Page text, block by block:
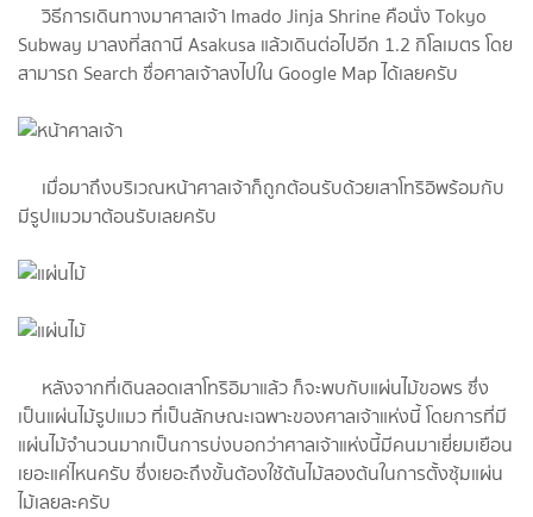
วิธีการเดินทางมาศาลเจ้า Imado Jinja Shrine คือนั่ง Tokyo
Subway มาลงที่สถานี Asakusa แล้วเดินต่อไปอีก 1.2 กิโลเมตร โดย
สามารถ Search ชื่อศาลเจ้าลงไปใน Google Map ได้เลยครับ
เมื่อมาถึงบริเวณหน้าศาลเจ้าก็ถูกต้อนรับด้วยเสาโทริอิพร้อมกับ
มีรูปแมวมาต้อนรับเลยครับ
หลังจากที่เดินลอดเสาโทริอิมาแล้ว ก็จะพบกับแผ่นไม้ขอพร ซึ่ง
เป็นแผ่นไม้รูปแมว ที่เป็นลักษณะเฉพาะของศาลเจ้าแห่งนี้ โดยการที่มี
แผ่นไม้จำนวนมากเป็นการบ่งบอกว่าศาลเจ้าแห่งนี้มีคนมาเยี่ยมเยือน
เยอะแค่ไหนครับ ซึ่งเยอะถึงขั้นต้องใช้ต้นไม้สองต้นในการตั้งซุ้มแผ่น
ไม้เลยละครับ